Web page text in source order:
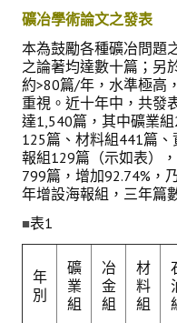
礦冶學術論文之發表
本為鼓勵各種礦冶問題
之論著均達數十篇；另
約>80篇/年，水準極高
重視。近十年中，共發
達1,540篇，其中礦業
125篇、材料組441篇
報組129篇（示如表）
799篇，增加92.74%，
年增設海報組，三年篇
■表1
年
別
礦
業
組
冶
金
組
材
料
組